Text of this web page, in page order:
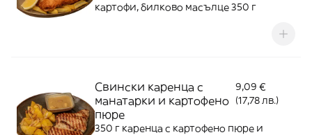
картофи, билково масълце 350 г
Свински каренца с
манатарки и картофено
пюре
9,09 €
(17,78 лв.)
350 г каренца с картофено пюре и